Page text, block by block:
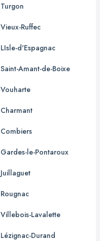
Turgon
Vieux-Ruffec
LIsle-d'Espagnac
Saint-Amant-de-Boixe
Vouharte
Charmant
Combiers
Gardes-le-Pontaroux
Juillaguet
Rougnac
Villebois-Lavalette
Lézignac-Durand